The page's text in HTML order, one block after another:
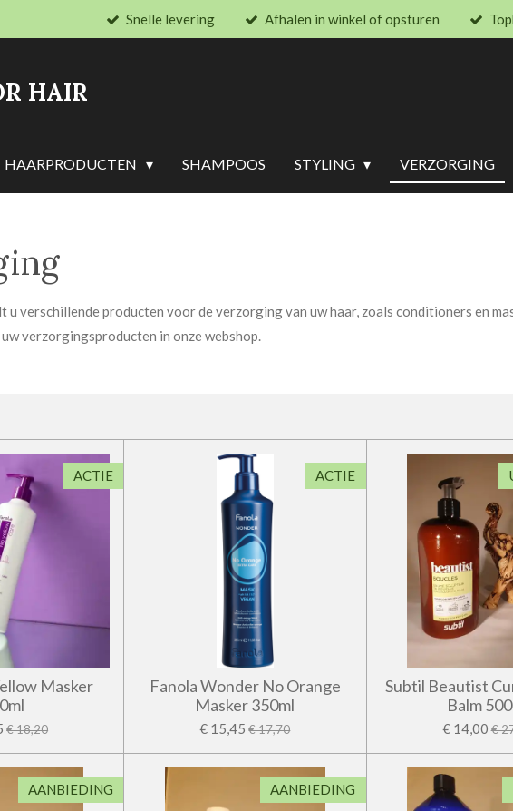
Snelle levering Afhalen in winkel of opsturen
HAIR
HAARPRODUCTEN SHAMPOOS STYLING VERZORGING
u verschillende producten voor de verzorging van uw haar, zoals conditioners en
verzorgingsproducten in onze webshop.
ACTIE
Masker
€ 18,20
ACTIE
Fanola Wonder No Orange
Masker 350ml
€ 15,45 € 17,70
Subtil Beautist
Balm
€ 14,00 €
AANBIEDING AANBIEDING